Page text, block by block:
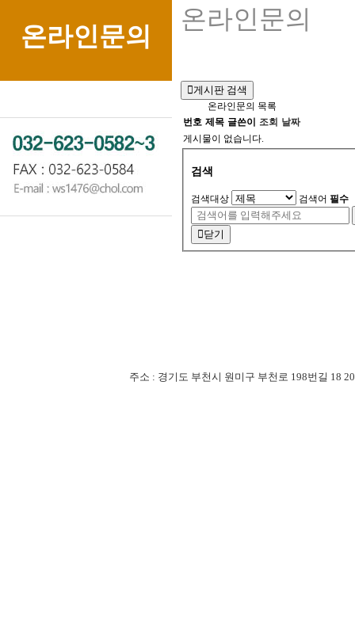
온라인문의
온라인문의
게시판 검색
온라인문의 목록
번호 제목 글쓴이 조회 날짜
게시물이 없습니다.
검색
검색대상 검색어 필수
닫기
주소 : 경기도 부천시 원미구 부천로 198번길